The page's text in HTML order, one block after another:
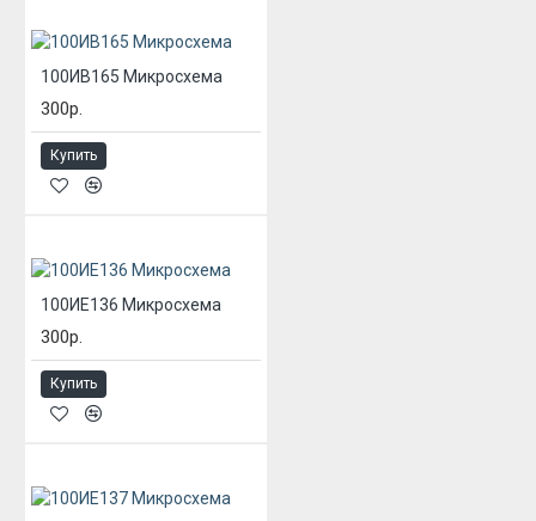
100ИВ165 Микросхема
300р.
Купить
100ИЕ136 Микросхема
300р.
Купить